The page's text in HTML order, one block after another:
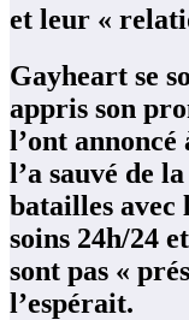
et leur «
Gayheart se
appris son
l’ont
l’a sauvé de
batailles avec
soins 24h/24
sont pas «
l’espérait.